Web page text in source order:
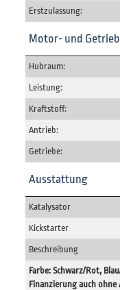
Erstzulassung:
Motor- und
Hubraum:
Leistung:
Kraftstoff:
Antrieb:
Getriebe:
Ausstattung
Katalysator
Kickstarter
Beschreibung
Farbe: Schwarz/Rot,
Finanzierung auch